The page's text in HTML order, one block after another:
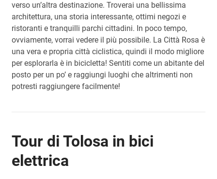
verso un’altra destinazione. Troverai una bellissima
architettura, una storia interessante, ottimi negozi e
ristoranti e tranquilli parchi cittadini. In poco tempo,
ovviamente, vorrai vedere il più possibile. La Città Rosa è
una vera e propria città ciclistica, quindi il modo migliore
per esplorarla è in bicicletta! Sentiti come un abitante del
posto per un po’ e raggiungi luoghi che altrimenti non
potresti raggiungere facilmente!
Tour di Tolosa in bici
elettrica